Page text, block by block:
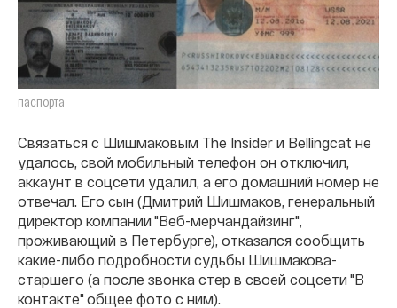
паспорта
Связаться с Шишмаковым The Insider и Bellingcat не
удалось, свой мобильный телефон он отключил,
аккаунт в соцсети удалил, а его домашний номер не
отвечал. Его сын (Дмитрий Шишмаков, генеральный
директор компании "Веб-мерчандайзинг",
проживающий в Петербурге), отказался сообщить
какие-либо подробности судьбы Шишмакова-
старшего (а после звонка стер в своей соцсети "В
контакте" общее фото с ним).